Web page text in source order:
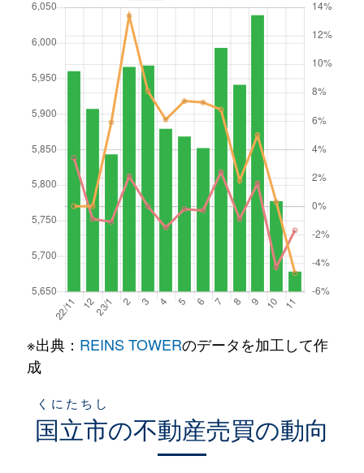
※出典： REINS TOWERのデータを加工して作
成
国立市
くにたちし
の不動産売買の動向